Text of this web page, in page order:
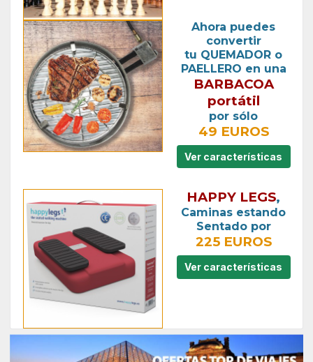
Ahora puedes
convertir
tu QUEMADOR o
PAELLERO en una
BARBACOA
portátil
por sólo
49 EUROS
Ver características
HAPPY LEGS,
Caminas estando
Sentado por
225 EUROS
Ver características